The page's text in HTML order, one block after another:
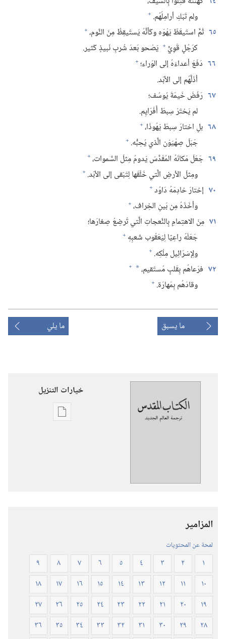
ولم تَبْكِ أرامِلُهُم.‏ +
٦٥ ثُمَّ استَيقَظَ يَهْوَه وكَأنَّهُ يَستَيقِظُ مِنَ النَّوم،‏ +
كرَجُلٍ قَوِيٍّ + يَصْحو بَعدَ شُربِ نَبيذٍ كَثير.‏
٦٦ دَفَعَ أعداءَهُ إلى الوَراء؛‏ +
أذَلَّهُم إلى الأبَد.‏
٦٧ رَفَضَ خَيمَةَ يُوسُف؛‏
لم يَختَرْ سِبطَ أَفْرَايِم.‏
٦٨ بلِ اختارَ سِبطَ يَهُوذَا،‏ +
جَبَلَ صِهْيَوْن الَّذي يُحِبُّه.‏ +
٦٩ جَعَلَ مَكانَهُ المُقَدَّسَ يَدومُ مِثلَ السَّموات،‏ +
ومِثلَ الأرضِ الَّتي خَلَقَها لِتَبْقى إلى الأبَد.‏ +
٧٠ إختارَ خادِمَهُ دَاوُد +
وأخَذَهُ مِن بَينِ الخِراف،‏ +
٧١ مِنَ الاهتِمامِ بِالنَّعجاتِ الَّتي تُرضِعُ صِغارَها؛‏
جَعَلَهُ راعِيًا لِيَعْقُوب شَعبِهِ +
ولِإسْرَائِيل مِلْكِه.‏ +
٧٢ فرَعاهُم بِقَلبٍ مُستَقيم،‏*
+
وقادَهُم بِمَهارَة.‏ +
ما يسبق ما يلي
خيارات التنزيل
خيارات
٢٠١٩)‏
المزامير
لمحة عن المحتويات
١ ٢ ٣ ٤ ٥ ٦ ٧ ٨
٩
١٠
١١ ١٢ ١٣ ١٤ ١٥ ١٦ ١٧
١٨
١٩
٢٠ ٢١ ٢٢ ٢٣ ٢٤ ٢٥ ٢٦
٢٧
٢٨
٢٩ ٣٠ ٣١ ٣٢ ٣٣ ٣٤ ٣٥
٣٦